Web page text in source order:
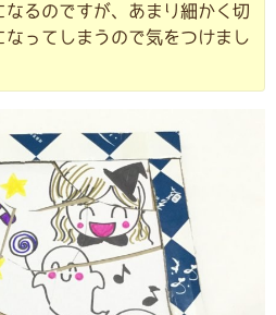
るのですが、あまり細かく切
なってしまうので気をつけまし